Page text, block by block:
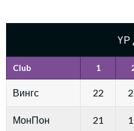
ҮР
Club 1
Вингс 22
МонПон 21